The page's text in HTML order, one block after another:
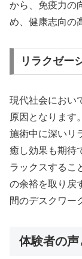
から、免疫力の
め、健康志向の
リラクゼー
現代社会におい
原因となります
施術中に深いリ
癒し効果も期待
ラックスするこ
の余裕を取り戻
間のデスクワー
体験者の声